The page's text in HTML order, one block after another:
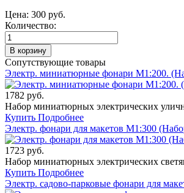
Цена: 300 руб.
Количество:
Сопутствующие товары
Электр. миниатюрные фонари М1:200.
1782 руб.
Набор миниатюрных электрических
Купить Подробнее
Электр. фонари для макетов М1:300
1723 руб.
Набор миниатюрных электрических
Купить Подробнее
Электр. садово-парковые фонари для